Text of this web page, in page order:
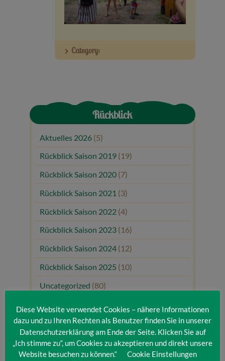
Veranstaltungen
Baumpaten
Category:
Rückblick
Aktuelles 2026 (5)
Rückblick Saison 2019 (19)
Rückblick Saison 2020 (7)
Rückblick Saison 2021 (3)
Rückblick Saison 2022 (4)
Rückblick Saison 2023 (16)
Rückblick Saison 2024 (12)
Rückblick Saison 2025 (10)
Uncategorized (80)
Diese Website verwendet Cookies – nähere Informationen
dazu und zu Ihren Rechten als Benutzer finden Sie in unserer
Datenschutzerklärung am Ende der Seite. Klicken Sie auf
„Ich stimme zu“, um Cookies zu akzeptieren und direkt unsere
Website besuchen zu können.“
Cookie Einstellungen